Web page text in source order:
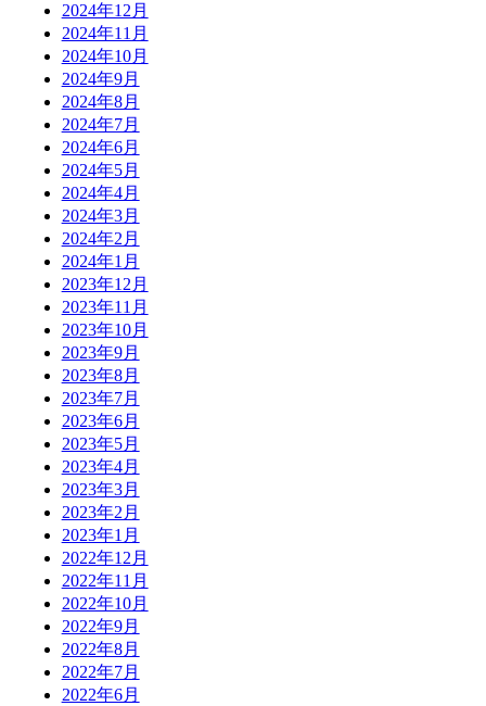
2024年12月
2024年11月
2024年10月
2024年9月
2024年8月
2024年7月
2024年6月
2024年5月
2024年4月
2024年3月
2024年2月
2024年1月
2023年12月
2023年11月
2023年10月
2023年9月
2023年8月
2023年7月
2023年6月
2023年5月
2023年4月
2023年3月
2023年2月
2023年1月
2022年12月
2022年11月
2022年10月
2022年9月
2022年8月
2022年7月
2022年6月